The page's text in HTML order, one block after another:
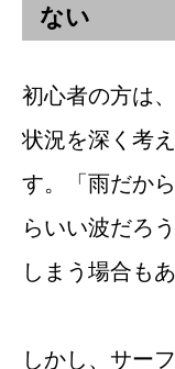
ない
初心者の方は
状況を深く考
す。「雨だか
らいい波だろ
しまう場合も
しかし、サー